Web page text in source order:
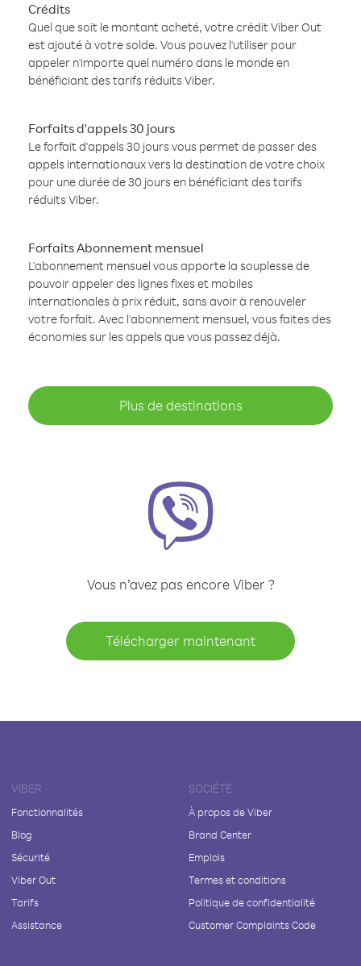
Crédits
Quel que soit le montant acheté, votre crédit Viber Out
est ajouté à votre solde. Vous pouvez l'utiliser pour
appeler n'importe quel numéro dans le monde en
bénéficiant des tarifs réduits Viber.
Forfaits d'appels 30 jours
Le forfait d'appels 30 jours vous permet de passer des
appels internationaux vers la destination de votre choix
pour une durée de 30 jours en bénéficiant des tarifs
réduits Viber.
Forfaits Abonnement mensuel
L'abonnement mensuel vous apporte la souplesse de
pouvoir appeler des lignes fixes et mobiles
internationales à prix réduit, sans avoir à renouveler
votre forfait. Avec l'abonnement mensuel, vous faites des
économies sur les appels que vous passez déjà.
Plus de destinations
Vous n’avez pas encore Viber ?
Télécharger maintenant
VIBER
Fonctionnalités
Blog
Sécurité
Viber Out
Tarifs
Assistance
SOCIÉTÉ
À propos de Viber
Brand Center
Emplois
Termes et conditions
Politique de confidentialité
Customer Complaints Code